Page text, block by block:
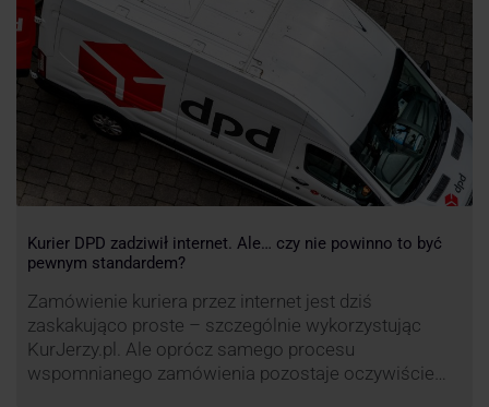
Kurier DPD zadziwił internet. Ale… czy nie powinno to być
pewnym standardem?
Zamówienie kuriera przez internet jest dziś
zaskakująco proste – szczególnie wykorzystując
KurJerzy.pl. Ale oprócz samego procesu
wspomnianego zamówienia pozostaje oczywiście